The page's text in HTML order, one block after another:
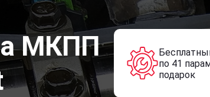
МКПП
по 41
подарок